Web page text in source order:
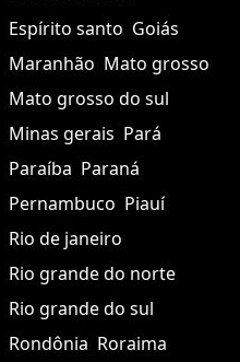
Espírito santo Goiás
Maranhão Mato grosso
Mato grosso do sul
Minas gerais Pará
Paraíba Paraná
Pernambuco Piauí
Rio de janeiro
Rio grande do norte
Rio grande do sul
Rondônia Roraima